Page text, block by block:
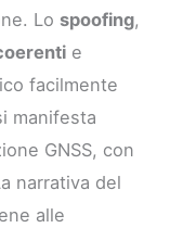
Lo spoofing,
e
facilmente
manifesta
GNSS, con
narrativa del
alle